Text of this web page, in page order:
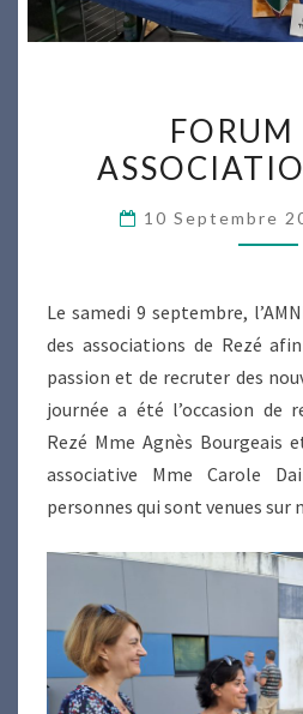
DES
FORUM
10 Septembre
Le samedi 9 septembre,
des associations de Rezé
passion et de recruter des
journée a été l’occasion de
Rezé Mme Agnès Bourgeais
associative Mme Carole
personnes qui sont venues sur